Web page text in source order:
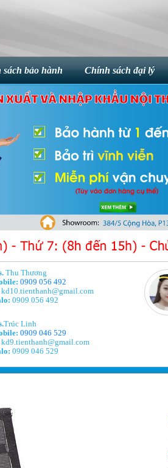
sách bảo hành Chính sách đại lý
Thu Thương
0909 056 492
kd10.tienthanh@gmail.com
0909 056 492
Trúc Linh
0909 046 529
kd9.tienthanh@gmail.com
0909 046 529